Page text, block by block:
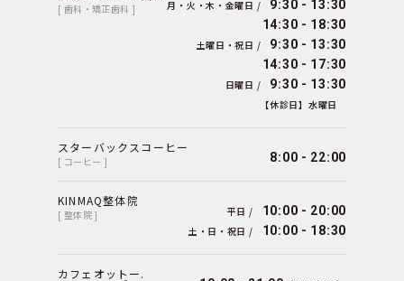
[ 歯科・矯正歯科 ] 月・火・木・金曜日 /
9:30 - 13:30
14:30 - 18:30
土曜日・祝日 /
9:30 - 13:30
14:30 - 17:30
日曜日 / 9:30 - 13:30
【休診日】水曜日
スターバックスコーヒー
[ コーヒー ] 8:00 - 22:00
KINMAQ整体院
[ 整体院 ] 平日 / 10:00 - 20:00
土・日・祝日 / 10:00 - 18:30
カフェオットー.